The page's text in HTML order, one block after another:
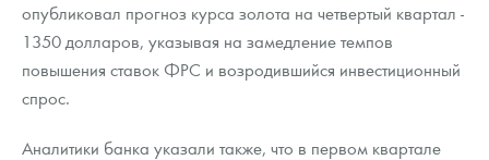
Гарри Поттер
Год Лошади
Условия возврата
Монеты
Письмо директору
Пресс-служба
опубликовал прогноз курса золота на четвертый квартал -
1350 долларов, указывая на замедление темпов
повышения ставок ФРС и возродившийся инвестиционный
спрос.
Аналитики банка указали также, что в первом квартале